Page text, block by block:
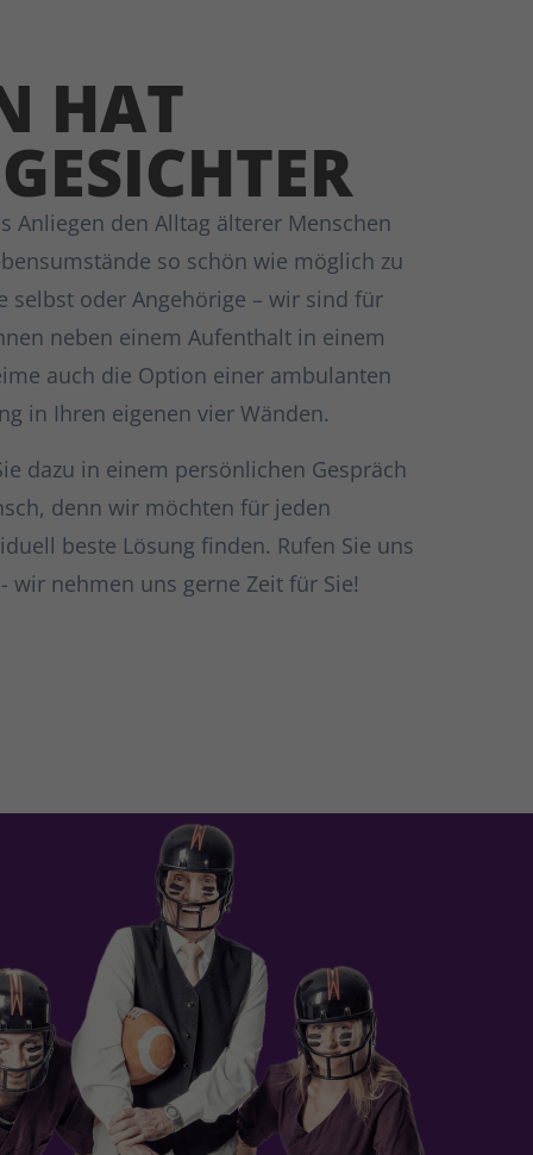
HAT
Anliegen den Alltag älterer Menschen
so schön wie möglich zu
selbst oder Angehörige – wir sind für
neben einem Aufenthalt in einem
auch die Option einer ambulanten
in Ihren eigenen vier Wänden.
dazu in einem persönlichen Gespräch
denn wir möchten für jeden
beste Lösung finden. Rufen Sie uns
wir nehmen uns gerne Zeit für Sie!